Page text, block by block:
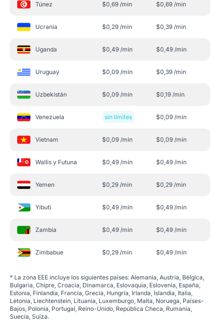
Túnez $0,69 /min $0,69 /min
Ucrania $0,29 /min $0,39 /min
Uganda $0,49 /min $0,49 /min
Uruguay $0,09 /min $0,39 /min
Uzbekistán $0,09 /min $0,19 /min
Venezuela sin límites $0,09 /min
Vietnam $0,09 /min $0,09 /min
Wallis y Futuna $0,49 /min $0,49 /min
Yemen $0,29 /min $0,29 /min
Yibuti $0,49 /min $0,49 /min
Zambia $0,49 /min $0,49 /min
Zimbabue $0,29 /min $0,49 /min
* La zona EEE incluye los siguientes países: Alemania, Austria, Bélgica,
Bulgaria, Chipre, Croacia, Dinamarca, Eslovaquia, Eslovenia, España,
Estonia, Finlandia, Francia, Grecia, Hungría, Irlanda, Islandia, Italia,
Letonia, Liechtenstein, Lituania, Luxemburgo, Malta, Noruega, Países-
Bajos, Polonia, Portugal, Reino-Unido, República Checa, Rumania,
Suecia, Suiza.